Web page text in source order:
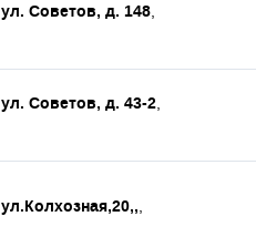
ул. Советов, д. 148,
ул. Советов, д. 43-2,
ул.Колхозная,20,,,